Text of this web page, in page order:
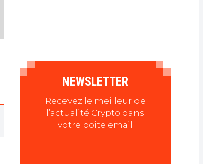
NEWSLETTER
Recevez le meilleur de
l’actualité Crypto dans
votre boite email